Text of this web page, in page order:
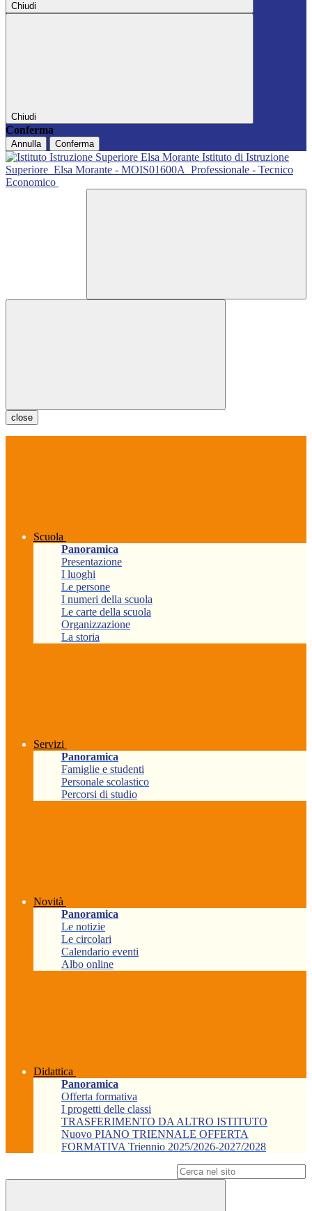
Chiudi
Chiudi
Conferma
Annulla Conferma
Istituto di Istruzione
Superiore Elsa Morante - MOIS01600A Professionale - Tecnico
Economico
close
Scuola
Panoramica
Presentazione
I luoghi
Le persone
I numeri della scuola
Le carte della scuola
Organizzazione
La storia
Servizi
Panoramica
Famiglie e studenti
Personale scolastico
Percorsi di studio
Novità
Panoramica
Le notizie
Le circolari
Calendario eventi
Albo online
Didattica
Panoramica
Offerta formativa
I progetti delle classi
TRASFERIMENTO DA ALTRO ISTITUTO
Nuovo PIANO TRIENNALE OFFERTA
FORMATIVA Triennio 2025/2026-2027/2028